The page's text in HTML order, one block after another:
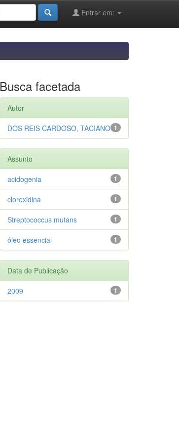
Entrar em:
Busca facetada
Autor
1
DOS REIS CARDOSO, TACIANO
Assunto
1
acidogenia
1
clorexidina
1
Streptococcus mutans
1
óleo essencial
Data de Publicação
1
2009